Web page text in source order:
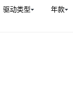
驱动类型 年款